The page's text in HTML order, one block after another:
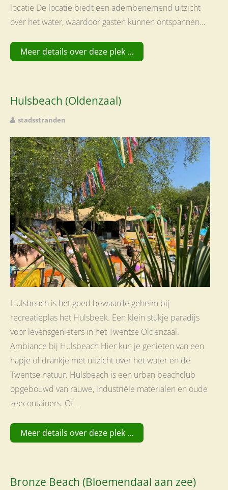
locatie De locatie biedt een adembenemend uitzicht
over het water, waardoor gasten kunnen ontspannen…
Meer details over deze plek ...
Hulsbeach (Oldenzaal)
stadsstranden
Hulsbeach is het goed bewaarde geheim bij
recreatieplas het Hulsbeek. Een klein stukje paradijs
voor levensgenieters in het Twentse Oldenzaal.
Ambiance bij Hulsbeach Hier kun je genieten van een
hapje of drankje met uitzicht over het water en de
Twentse natuur. Hulsbeach is een urban beachclub
opgebouwd van rauwe, industriële materialen en oude
zeecontainers. Of…
Meer details over deze plek ...
Bronze Beach (Bloemendaal aan zee)